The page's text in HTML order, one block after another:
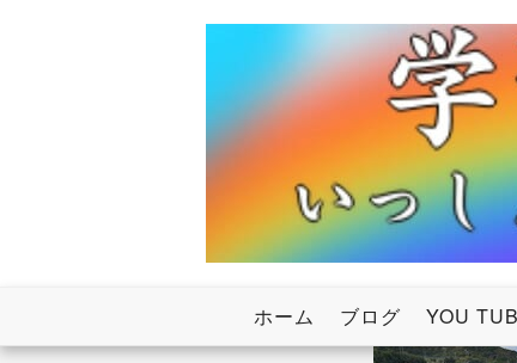
学習塾
ホーム ブログ YOU